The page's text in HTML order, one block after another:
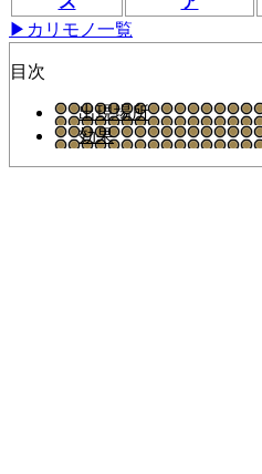
▶カリモノ一覧
目次
出現場所
効果